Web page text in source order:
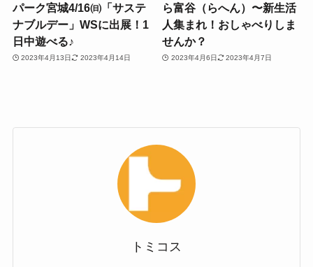
パーク宮城4/16㈰「サステ
ナブルデー」WSに出展！1
日中遊べる♪
2023年4月13日 2023年4月14日
ら富谷（らへん）〜新生活
人集まれ！おしゃべりしま
せんか？
2023年4月6日 2023年4月7日
トミコス